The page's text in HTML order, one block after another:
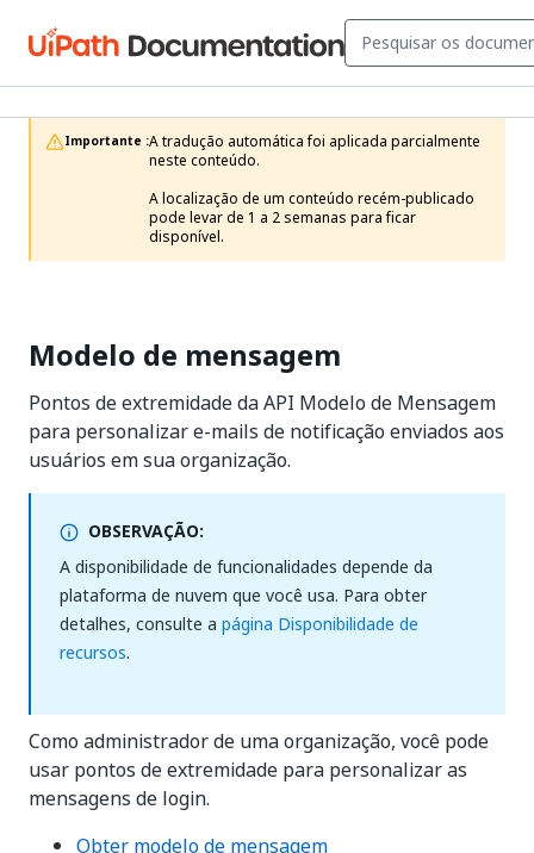
Importante :A tradução automática foi aplicada parcialmente
neste conteúdo.
A localização de um conteúdo recém-publicado
pode levar de 1 a 2 semanas para ficar
disponível.
Modelo de mensagem
Pontos de extremidade da API Modelo de Mensagem
para personalizar e-mails de notificação enviados aos
usuários em sua organização.
OBSERVAÇÃO:
A disponibilidade de funcionalidades depende da
plataforma de nuvem que você usa. Para obter
detalhes, consulte a página Disponibilidade de
recursos.
Como administrador de uma organização, você pode
usar pontos de extremidade para personalizar as
mensagens de login.
Obter modelo de mensagem